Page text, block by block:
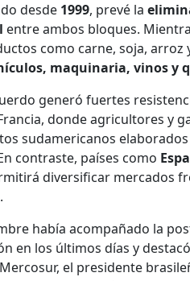
desde 1999, prevé la
entre ambos bloques.
como carne, soja, arroz
maquinaria, vinos y
generó fuertes
donde agricultores y
sudamericanos
contraste, países como
diversificar mercados
había acompañado la
en los últimos días y
el presidente